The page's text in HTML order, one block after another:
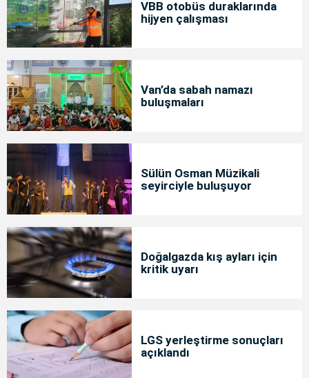
VBB otobüs duraklarında
hijyen çalışması
Van’da sabah namazı
buluşmaları
Sülün Osman Müzikali
seyirciyle buluşuyor
Doğalgazda kış ayları için
kritik uyarı
LGS yerleştirme sonuçları
açıklandı